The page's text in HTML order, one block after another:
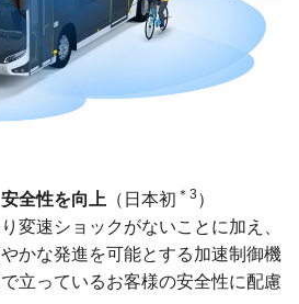
全性を向上 （日本初 ＊3 ）
変速ショックがないことに加え、
かな発進を可能とする加速制御機
立っているお客様の安全性に配慮